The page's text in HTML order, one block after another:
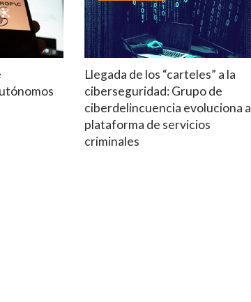
Llegada de los “carteles” a la
ciberseguridad: Grupo de
ciberdelincuencia evoluciona a
plataforma de servicios
criminales